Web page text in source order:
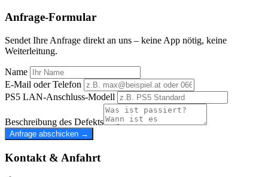
Anfrage-Formular
Sendet Ihre Anfrage direkt an uns – keine App nötig, keine
Weiterleitung.
Name
E-Mail oder Telefon
PS5 LAN-Anschluss-Modell
Beschreibung des Defekts
Anfrage abschicken →
Kontakt & Anfahrt